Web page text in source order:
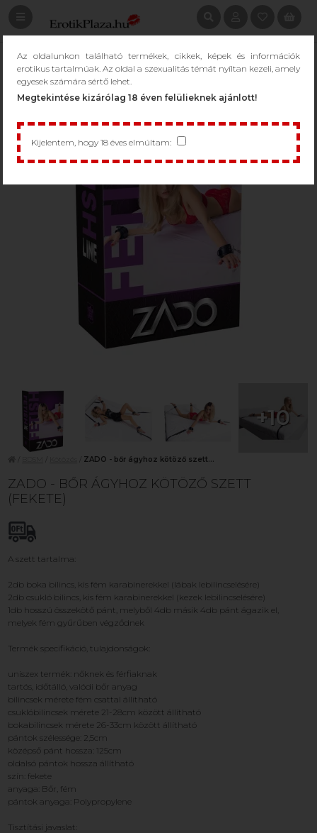
Az oldalunkon található termékek, cikkek, képek és információk
erotikus tartalmúak. Az oldal a szexualitás témát nyíltan kezeli, amely
egyesek számára sértő lehet.
Megtekintése kizárólag 18 éven felülieknek ajánlott!
Kijelentem, hogy 18 éves elmúltam:
+10
ZADO - bőr ágyhoz kötöző szett...
ZADO - BŐR ÁGYHOZ KÖTÖZŐ SZETT
(FEKETE)
A szett tartalma:
2db boka bilincs, kis fém karabinerekkel (lábak lebilincselésére)
2db csukló bilincs, kis fém karabinerekkel (kezek lebilincselésére)
1db hosszú összekötő pánt, melyből 4db másik 4db pánt ágazik el,
melyek fém gyűrűben végződnek
Termék specifikáció, tulajdonságok:
uniszex termék: nőknek és férfiaknak
tartós, időtálló, valódi bőr anyag
bilincsek mérete fém csattal állítható
csuklóbilincsek mérete 21-28cm között állítható
bokabilincsek mérete 26-33cm között állítható
pántok szélessége: 2,5cm
középső pánt hossza: 125cm
oldalsó pántok hossza állítható
szín: fekete
anyaga: Bőr, fém
pántok anyaga: Polypropylene
Tisztítási javaslat: